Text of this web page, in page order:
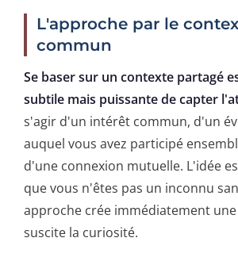
L'approche par le
commun
Se baser sur un contexte partagé
subtile mais puissante de capter
s'agir d'un intérêt commun, d'un
auquel vous avez participé
d'une connexion mutuelle. L'idée
que vous n'êtes pas un inconnu
approche crée immédiatement
suscite la curiosité.